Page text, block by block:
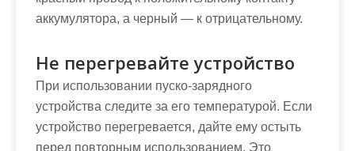
аккумулятора, а черный — к отрицательному.
Не перегревайте устройство
При использовании пуско-зарядного
устройства следите за его температурой. Если
устройство перегревается, дайте ему остыть
перед повторным использованием. Это